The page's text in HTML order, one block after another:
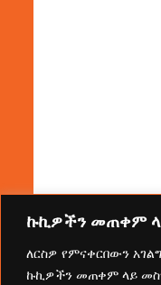
ኩኪዎችን መጠቀም
ለርስዎ የምናቀርበውን
ኩኪዎችን መጠቀም ላይ